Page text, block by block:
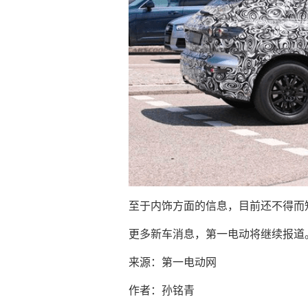
至于内饰方面的信息，目前还不得而
更多新车消息，第一电动将继续报道
来源：第一电动网
作者：孙铭青